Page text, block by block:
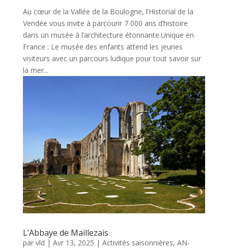
Au cœur de la Vallée de la Boulogne, l’Historial de la
Vendée vous invite à parcourir 7 000 ans d’histoire
dans un musée à l’architecture étonnante.Unique en
France : Le musée des enfants attend les jeunes
visiteurs avec un parcours ludique pour tout savoir sur
la mer...
L’Abbaye de Maillezais
par vld | Avr 13, 2025 | Activités saisonnières, AN-